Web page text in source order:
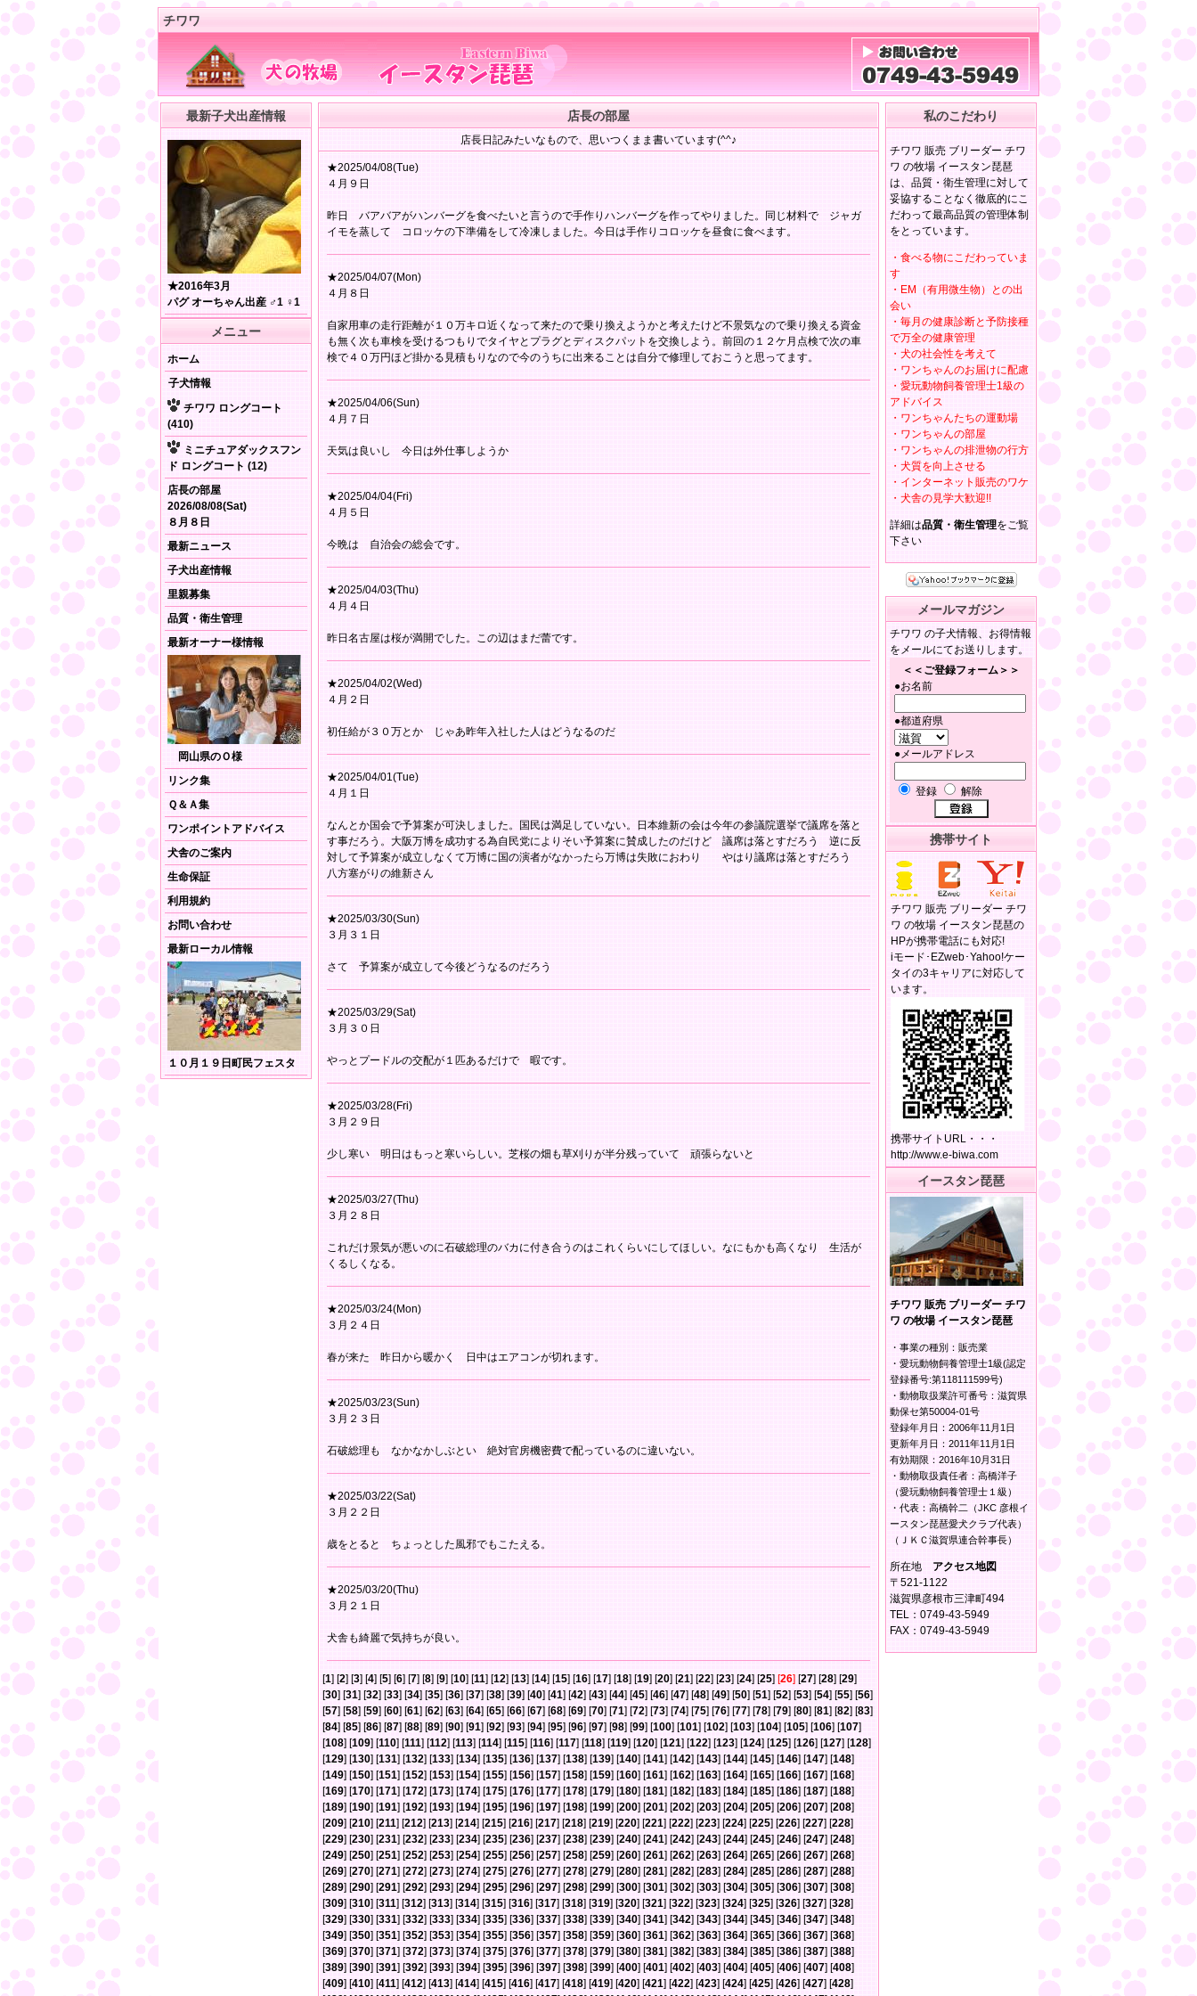
チワワ
最新子犬出産情報
★2016年3月
パグ オーちゃん出産 ♂1 ♀1
メニュー
ホーム
子犬情報
チワワ ロングコート
(410)
ミニチュアダックスフン
ド ロングコート (12)
店長の部屋
2026/08/08(Sat)
８月８日
最新ニュース
子犬出産情報
里親募集
品質・衛生管理
最新オーナー様情報
岡山県のＯ様
リンク集
Ｑ＆Ａ集
ワンポイントアドバイス
犬舎のご案内
生命保証
利用規約
お問い合わせ
最新ローカル情報
１０月１９日町民フェスタ
店長の部屋
店長日記みたいなもので、思いつくまま書いています(^^♪
★2025/04/08(Tue)
４月９日
昨日 バアバアがハンバーグを食べたいと言うので手作りハンバーグを作ってやりました。同じ材料で ジャガ
イモを蒸して コロッケの下準備をして冷凍しました。今日は手作りコロッケを昼食に食べます。
★2025/04/07(Mon)
４月８日
自家用車の走行距離が１０万キロ近くなって来たので乗り換えようかと考えたけど不景気なので乗り換える資金
も無く次も車検を受けるつもりでタイヤとプラグとディスクパットを交換しよう。前回の１２ケ月点検で次の車
検で４０万円ほど掛かる見積もりなので今のうちに出来ることは自分で修理しておこうと思ってます。
★2025/04/06(Sun)
４月７日
天気は良いし 今日は外仕事しようか
★2025/04/04(Fri)
４月５日
今晩は 自治会の総会です。
★2025/04/03(Thu)
４月４日
昨日名古屋は桜が満開でした。この辺はまだ蕾です。
★2025/04/02(Wed)
４月２日
初任給が３０万とか じゃあ昨年入社した人はどうなるのだ
★2025/04/01(Tue)
４月１日
なんとか国会で予算案が可決しました。国民は満足していない。日本維新の会は今年の参議院選挙で議席を落と
す事だろう。大阪万博を成功する為自民党によりそい予算案に賛成したのだけど 議席は落とすだろう 逆に反
対して予算案が成立しなくて万博に国の演者がなかったら万博は失敗におわり やはり議席は落とすだろう
八方塞がりの維新さん
★2025/03/30(Sun)
３月３１日
さて 予算案が成立して今後どうなるのだろう
★2025/03/29(Sat)
３月３０日
やっとプードルの交配が１匹あるだけで 暇です。
★2025/03/28(Fri)
３月２９日
少し寒い 明日はもっと寒いらしい。芝桜の畑も草刈りが半分残っていて 頑張らないと
★2025/03/27(Thu)
３月２８日
これだけ景気が悪いのに石破総理のバカに付き合うのはこれくらいにしてほしい。なにもかも高くなり 生活が
くるしくなる。
★2025/03/24(Mon)
３月２４日
春が来た 昨日から暖かく 日中はエアコンが切れます。
★2025/03/23(Sun)
３月２３日
石破総理も なかなかしぶとい 絶対官房機密費で配っているのに違いない。
★2025/03/22(Sat)
３月２２日
歳をとると ちょっとした風邪でもこたえる。
★2025/03/20(Thu)
３月２１日
犬舎も綺麗で気持ちが良い。
[1] [2] [3] [4] [5] [6] [7] [8] [9] [10] [11] [12] [13] [14] [15] [16] [17] [18] [19] [20] [21] [22] [23] [24] [25] [26] [27] [28] [29]
[30] [31] [32] [33] [34] [35] [36] [37] [38] [39] [40] [41] [42] [43] [44] [45] [46] [47] [48] [49] [50] [51] [52] [53] [54] [55] [56]
[57] [58] [59] [60] [61] [62] [63] [64] [65] [66] [67] [68] [69] [70] [71] [72] [73] [74] [75] [76] [77] [78] [79] [80] [81] [82] [83]
[84] [85] [86] [87] [88] [89] [90] [91] [92] [93] [94] [95] [96] [97] [98] [99] [100] [101] [102] [103] [104] [105] [106] [107]
[108] [109] [110] [111] [112] [113] [114] [115] [116] [117] [118] [119] [120] [121] [122] [123] [124] [125] [126] [127] [128]
[129] [130] [131] [132] [133] [134] [135] [136] [137] [138] [139] [140] [141] [142] [143] [144] [145] [146] [147] [148]
[149] [150] [151] [152] [153] [154] [155] [156] [157] [158] [159] [160] [161] [162] [163] [164] [165] [166] [167] [168]
[169] [170] [171] [172] [173] [174] [175] [176] [177] [178] [179] [180] [181] [182] [183] [184] [185] [186] [187] [188]
[189] [190] [191] [192] [193] [194] [195] [196] [197] [198] [199] [200] [201] [202] [203] [204] [205] [206] [207] [208]
[209] [210] [211] [212] [213] [214] [215] [216] [217] [218] [219] [220] [221] [222] [223] [224] [225] [226] [227] [228]
[229] [230] [231] [232] [233] [234] [235] [236] [237] [238] [239] [240] [241] [242] [243] [244] [245] [246] [247] [248]
[249] [250] [251] [252] [253] [254] [255] [256] [257] [258] [259] [260] [261] [262] [263] [264] [265] [266] [267] [268]
[269] [270] [271] [272] [273] [274] [275] [276] [277] [278] [279] [280] [281] [282] [283] [284] [285] [286] [287] [288]
[289] [290] [291] [292] [293] [294] [295] [296] [297] [298] [299] [300] [301] [302] [303] [304] [305] [306] [307] [308]
[309] [310] [311] [312] [313] [314] [315] [316] [317] [318] [319] [320] [321] [322] [323] [324] [325] [326] [327] [328]
[329] [330] [331] [332] [333] [334] [335] [336] [337] [338] [339] [340] [341] [342] [343] [344] [345] [346] [347] [348]
[349] [350] [351] [352] [353] [354] [355] [356] [357] [358] [359] [360] [361] [362] [363] [364] [365] [366] [367] [368]
[369] [370] [371] [372] [373] [374] [375] [376] [377] [378] [379] [380] [381] [382] [383] [384] [385] [386] [387] [388]
[389] [390] [391] [392] [393] [394] [395] [396] [397] [398] [399] [400] [401] [402] [403] [404] [405] [406] [407] [408]
[409] [410] [411] [412] [413] [414] [415] [416] [417] [418] [419] [420] [421] [422] [423] [424] [425] [426] [427] [428]
私のこだわり
チワワ 販売 ブリーダー チワ
ワ の牧場 イースタン琵琶
は、品質・衛生管理に対して
妥協することなく徹底的にこ
だわって最高品質の管理体制
をとっています。
・食べる物にこだわっていま
す
・EM（有用微生物）との出
会い
・毎月の健康診断と予防接種
で万全の健康管理
・犬の社会性を考えて
・ワンちゃんのお届けに配慮
・愛玩動物飼養管理士1級の
アドバイス
・ワンちゃんたちの運動場
・ワンちゃんの部屋
・ワンちゃんの排泄物の行方
・犬質を向上させる
・インターネット販売のワケ
・犬舎の見学大歓迎!!
詳細は品質・衛生管理をご覧
下さい
メールマガジン
チワワ の子犬情報、お得情報
をメールにてお送りします。
＜＜ご登録フォーム＞＞
●お名前
●都道府県
●メールアドレス
登録 解除
携帯サイト
チワワ 販売 ブリーダー チワ
ワ の牧場 イースタン琵琶の
HPが携帯電話にも対応!
iモード･EZweb･Yahoo!ケー
タイの3キャリアに対応して
います。
携帯サイトURL・・・
http://www.e-biwa.com
イースタン琵琶
チワワ 販売 ブリーダー チワ
ワ の牧場 イースタン琵琶
・事業の種別：販売業
・愛玩動物飼養管理士1級(認定
登録番号:第118111599号)
・動物取扱業許可番号：滋賀県
動保セ第50004-01号
登録年月日：2006年11月1日
更新年月日：2011年11月1日
有効期限：2016年10月31日
・動物取扱責任者：高橋洋子
（愛玩動物飼養管理士１級）
・代表：高橋幹二（JKC 彦根イ
ースタン琵琶愛犬クラブ代表）
（ＪＫＣ滋賀県連合幹事長）
所在地 アクセス地図
〒521-1122
滋賀県彦根市三津町494
TEL：0749-43-5949
FAX：0749-43-5949